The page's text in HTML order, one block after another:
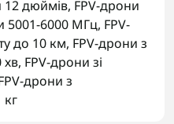
12 дюймів, FPV-дрони
5001-6000 МГц, FPV-
до 10 км, FPV-дрони з
хв, FPV-дрони зі
дрони з
кг